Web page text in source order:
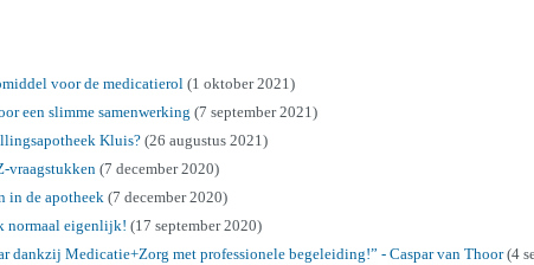
voor de medicatierol (1 oktober 2021)
een slimme samenwerking (7 september 2021)
Kluis? (26 augustus 2021)
vraagstukken (7 december 2020)
in de apotheek (7 december 2020)
normaal eigenlijk! (17 september 2020)
dankzij Medicatie+Zorg met professionele begeleiding!” - Caspar van Thoor (4